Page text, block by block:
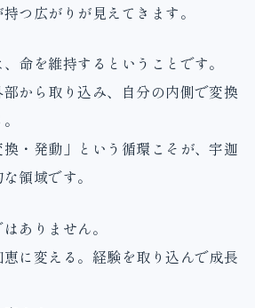
つ広がりが見えてきます。
命を維持するということです。
から取り込み、自分の内側で変換
・発動」という循環こそが、宇迦
領域です。
ありません。
に変える。経験を取り込んで成長